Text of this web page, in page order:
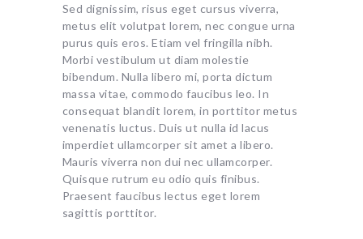
Sed dignissim, risus eget cursus viverra,
metus elit volutpat lorem, nec congue urna
purus quis eros. Etiam vel fringilla nibh.
Morbi vestibulum ut diam molestie
bibendum. Nulla libero mi, porta dictum
massa vitae, commodo faucibus leo. In
consequat blandit lorem, in porttitor metus
venenatis luctus. Duis ut nulla id lacus
imperdiet ullamcorper sit amet a libero.
Mauris viverra non dui nec ullamcorper.
Quisque rutrum eu odio quis finibus.
Praesent faucibus lectus eget lorem
sagittis porttitor.